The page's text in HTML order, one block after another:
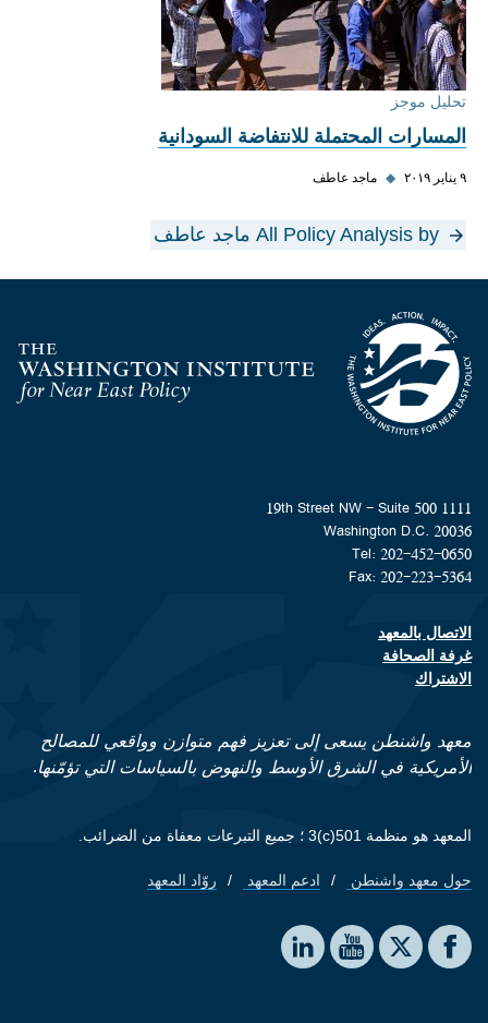
تحليل موجز
المسارات المحتملة للانتفاضة السودانية
٩ يناير ٢٠١٩ ◆ ماجد عاطف
All Policy Analysis by ماجد عاطف
Homepage
1111 19th Street NW - Suite 500
Washington D.C. 20036
Tel: 202-452-0650
Fax: 202-223-5364
Footer contact links
الاتصال بالمعهد
غرفة الصحافة
الاشتراك
معهد واشنطن يسعى إلى تعزيز فهم متوازن وواقعي للمصالح
الأمريكية في الشرق الأوسط والنهوض بالسياسات التي تؤمّنها.
المعهد هو منظمة 501(c)3 ؛ جميع التبرعات معفاة من الضرائب.
Footer quick links
حول معهد واشنطن ادعم المعهد روّاد المعهد
Social media
The Washington Institute on Facebook
The Washington Institute on X
The Washington Institute on YouTube
The Washington Institute on LinkedIn